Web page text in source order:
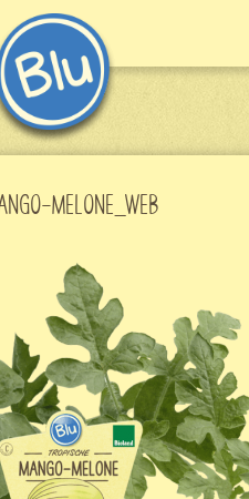
MELONE_WEB